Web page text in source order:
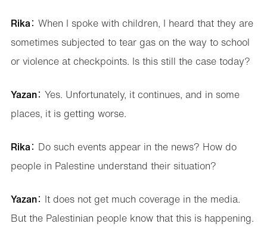
Rika： When I spoke with children, I heard that they are
sometimes subjected to tear gas on the way to school
or violence at checkpoints. Is this still the case today?
Yazan： Yes. Unfortunately, it continues, and in some
places, it is getting worse.
Rika： Do such events appear in the news? How do
people in Palestine understand their situation?
Yazan： It does not get much coverage in the media.
But the Palestinian people know that this is happening.